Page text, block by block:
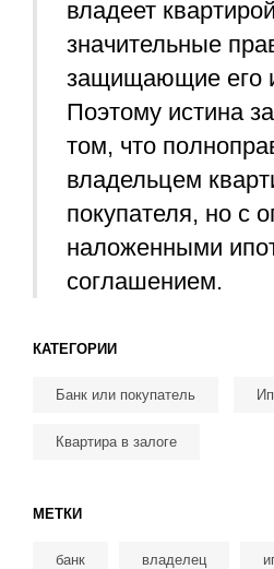
владеет
значительные
защищающие его
Поэтому истина
том, что
владельцем
покупателя, но с
наложенными
соглашением.
КАТЕГОРИИ
Банк или покупатель
Квартира в залоге
МЕТКИ
банк владелец